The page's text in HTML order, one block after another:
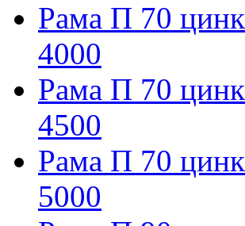
Рама П 70 цинк
4000
Рама П 70 цинк
4500
Рама П 70 цинк
5000